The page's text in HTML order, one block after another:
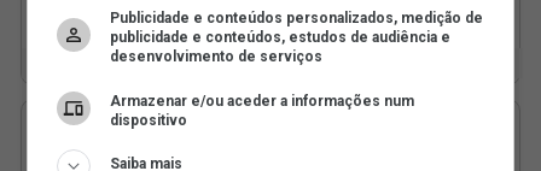
Publicidade e conteúdos personalizados, medição de
publicidade e conteúdos, estudos de audiência e
desenvolvimento de serviços
Armazenar e/ou aceder a informações num
dispositivo
Saiba mais